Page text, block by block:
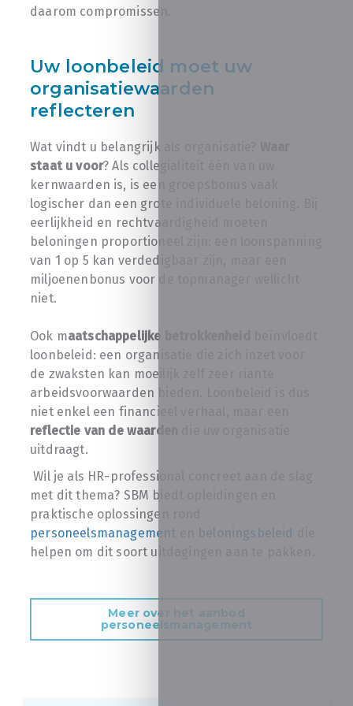
daarom compromissen.
Uw loonbeleid moet uw
organisatiewaarden
reflecteren
Wat vindt u belangrijk als organisatie?
staat u voor? Als collegialiteit één van uw
kernwaarden is, is een groepsbonus vaak
logischer dan een grote individuele beloning. Bij
eerlijkheid en rechtvaardigheid moeten
beloningen proportioneel zijn: een loonspanning
van 1 op 5 kan verdedigbaar zijn, maar een
miljoenenbonus voor de topmanager wellicht
niet.
Ook maatschappelijke betrokkenheid
loonbeleid: een organisatie die zich inzet voor
de zwaksten kan moeilijk zelf zeer riante
arbeidsvoorwaarden bieden. Loonbeleid is dus
niet enkel een financieel verhaal, maar een
reflectie van de waarden
uitdraagt.
Wil je als HR-professional concreet aan de slag
met dit thema? SBM biedt opleidingen en
praktische oplossingen rond
personeelsmanagement
beloningsbeleid
helpen om dit soort uitdagingen aan te pakken.
Meer over het aanbod
personeelsmanagement